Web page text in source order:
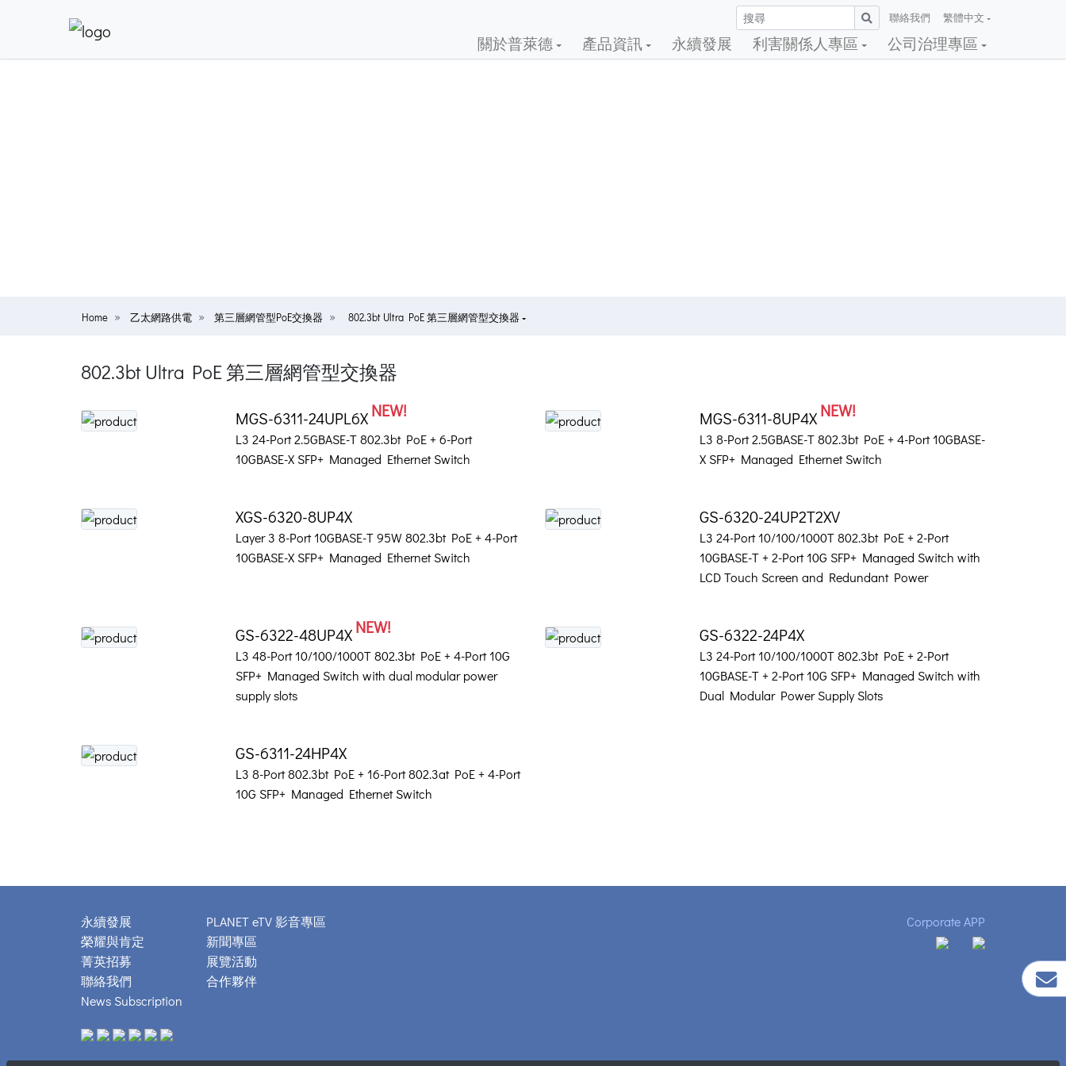
聯絡我們 繁體中文
關於普萊德 產品資訊 永續發展 利害關係人專區 公司治理專區
Home 乙太網路供電 第三層網管型PoE交換器 802.3bt Ultra PoE 第三層網管型交換器
802.3bt Ultra PoE 第三層網管型交換器
MGS-6311-24UPL6XNEW!
L3 24-Port 2.5GBASE-T 802.3bt PoE + 6-Port
10GBASE-X SFP+ Managed Ethernet Switch
MGS-6311-8UP4XNEW!
L3 8-Port 2.5GBASE-T 802.3bt PoE + 4-Port 10GBASE-
X SFP+ Managed Ethernet Switch
XGS-6320-8UP4X
Layer 3 8-Port 10GBASE-T 95W 802.3bt PoE + 4-Port
10GBASE-X SFP+ Managed Ethernet Switch
GS-6320-24UP2T2XV
L3 24-Port 10/100/1000T 802.3bt PoE + 2-Port
10GBASE-T + 2-Port 10G SFP+ Managed Switch with
LCD Touch Screen and Redundant Power
GS-6322-48UP4XNEW!
L3 48-Port 10/100/1000T 802.3bt PoE + 4-Port 10G
SFP+ Managed Switch with dual modular power
supply slots
GS-6322-24P4X
L3 24-Port 10/100/1000T 802.3bt PoE + 2-Port
10GBASE-T + 2-Port 10G SFP+ Managed Switch with
Dual Modular Power Supply Slots
GS-6311-24HP4X
L3 8-Port 802.3bt PoE + 16-Port 802.3at PoE + 4-Port
10G SFP+ Managed Ethernet Switch
永續發展
榮耀與肯定
菁英招募
聯絡我們
News Subscription
PLANET eTV 影音專區
新聞專區
展覽活動
合作夥伴
Corporate APP